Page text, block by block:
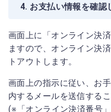
4. お支払い情報を確認
画面上に「オンライン決
ますので、オンライン決
トアウトします。
画面上の指示に従い、お
内するメールを送信するこ
(※「オンライン決済番号